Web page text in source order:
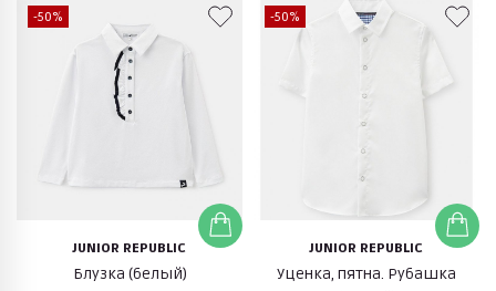
-50%
JUNIOR REPUBLIC
Блузка (белый)
-50%
JUNIOR REPUBLIC
Уценка, пятна. Рубашка